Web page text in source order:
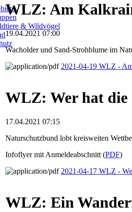
& Wildvögel
WLZ: Am
19.04.2021 07:00
Wacholder und Sand-Strohblume im
2021-04-19 WLZ -
WLZ: Wer hat die
17.04.2021 07:15
Naturschutzbund lobt kreisweiten
Infoflyer mit Anmeldeabschnitt (PDF)
2021-04-17 WLZ -
WLZ: Ein